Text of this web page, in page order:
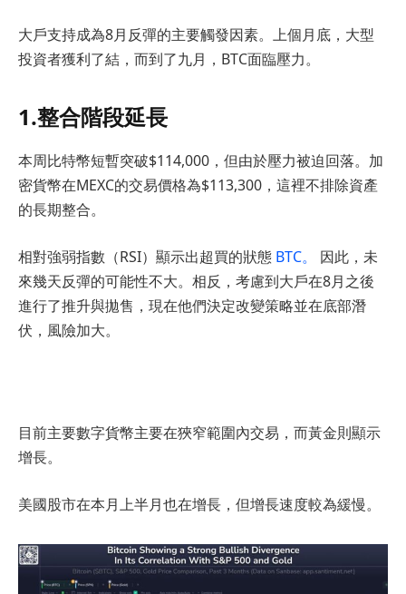
大戶支持成為8月反彈的主要觸發因素。上個月底，大型
投資者獲利了結，而到了九月，BTC面臨壓力。
1.整合階段延長
本周比特幣短暫突破$114,000，但由於壓力被迫回落。加
密貨幣在MEXC的交易價格為$113,300，這裡不排除資產
的長期整合。
相對強弱指數（RSI）顯示出超買的狀態 BTC。
因此，未
來幾天反彈的可能性不大。相反，考慮到大戶在8月之後
進行了推升與拋售，現在他們決定改變策略並在底部潛
伏，風險加大。
目前主要數字貨幣主要在狹窄範圍內交易，而黃金則顯示
增長。
美國股市在本月上半月也在增長，但增長速度較為緩慢。